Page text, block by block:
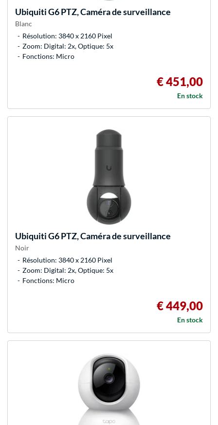
UbiquitiG6 PTZ, Caméra de surveillance
Blanc
Résolution: 3840 x 2160 Pixel
Zoom: Digital: 2x, Optique: 5x
Fonctions: Micro
€ 451,00
En stock
UbiquitiG6 PTZ, Caméra de surveillance
Noir
Résolution: 3840 x 2160 Pixel
Zoom: Digital: 2x, Optique: 5x
Fonctions: Micro
€ 449,00
En stock